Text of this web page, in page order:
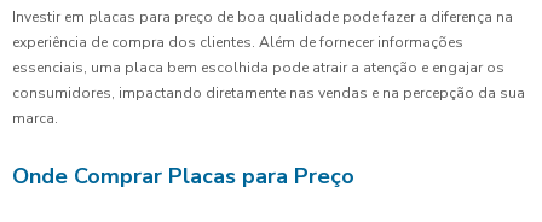
Investir em placas para preço de boa qualidade pode fazer a diferença na
experiência de compra dos clientes. Além de fornecer informações
essenciais, uma placa bem escolhida pode atrair a atenção e engajar os
consumidores, impactando diretamente nas vendas e na percepção da sua
marca.
Onde Comprar Placas para Preço